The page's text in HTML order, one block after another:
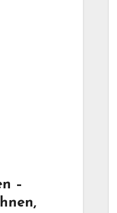
–